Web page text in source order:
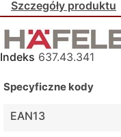
Szczegóły produktu
Indeks 637.43.341
Specyficzne kody
EAN13